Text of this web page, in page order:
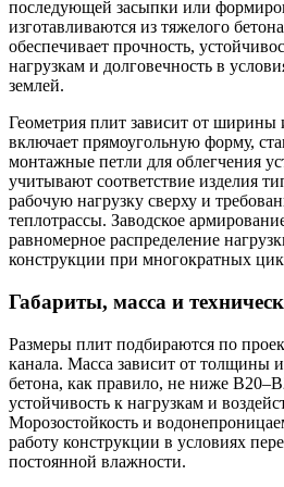
последующей засыпки или
изготавливаются из тяжелого
обеспечивает прочность,
нагрузкам и долговечность в
землей.
Геометрия плит зависит от ширины
включает прямоугольную форму,
монтажные петли для облегчения
учитывают соответствие изделия
рабочую нагрузку сверху и
теплотрассы. Заводское
равномерное распределение
конструкции при многократных
Габариты, масса и
Размеры плит подбираются по
канала. Масса зависит от толщины
бетона, как правило, не ниже
устойчивость к нагрузкам и
Морозостойкость и
работу конструкции в условиях
постоянной влажности.